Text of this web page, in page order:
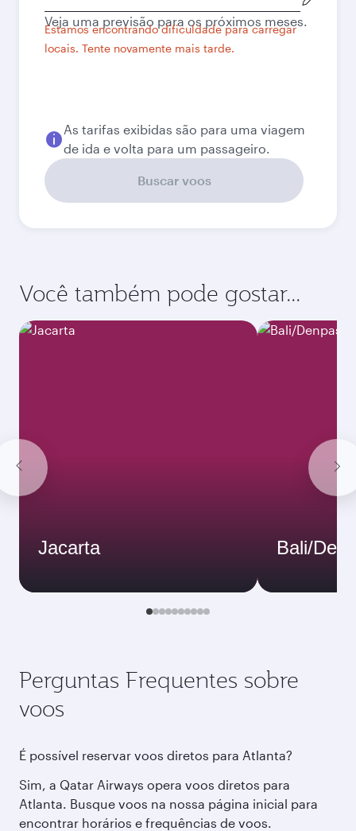
de
origem
Estamos encontrando dificuldade para carregar
locais. Tente novamente mais tarde.
Veja uma previsão para os próximos meses.
As tarifas exibidas são para uma viagem
de ida e volta para um passageiro.
Buscar voos
Você também pode gostar...
Jacarta Bali/
Perguntas Frequentes sobre
voos
É possível reservar voos diretos para Atlanta?
Sim, a Qatar Airways opera voos diretos para
Atlanta. Busque voos na nossa página inicial para
encontrar horários e frequências de voos.